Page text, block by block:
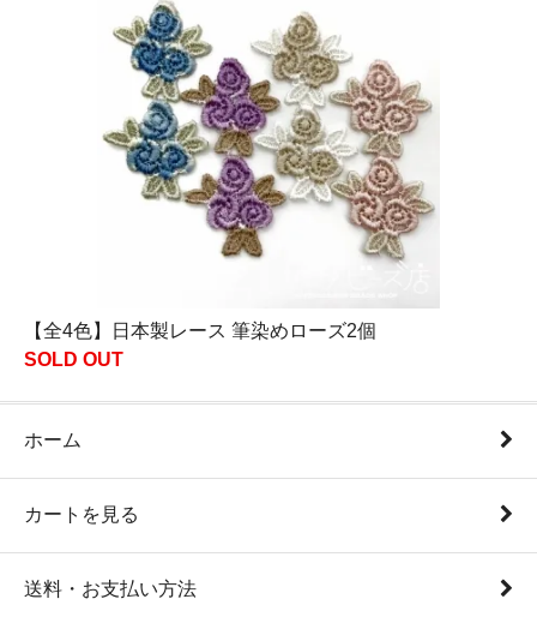
【全4色】日本製レース 筆染めローズ2個
SOLD OUT
ホーム
カートを見る
送料・お支払い方法